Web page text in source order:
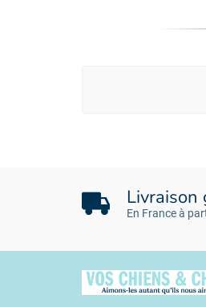
Livraison
En France à